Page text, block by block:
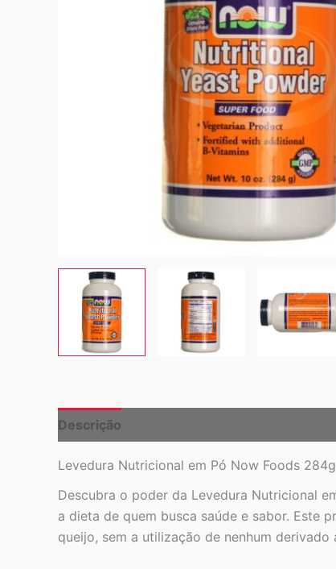
Descrição
Levedura Nutricional em Pó Now Foods
Descubra o poder da Levedura Nutricional
a dieta de quem busca saúde e sabor. Este
queijo, sem a utilização de nenhum derivado